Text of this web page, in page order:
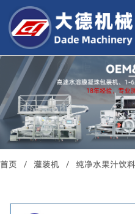
首页 灌装机 纯净水果汁饮